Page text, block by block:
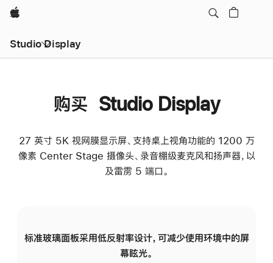
Apple
Studio Display
购买 Studio Display
27 英寸 5K 视网膜显示屏、支持桌上视角功能的 1200 万
像素 Center Stage 摄像头、录音棚级麦克风和扬声器，以
及雷雳 5 端口。
标准玻璃面板采用低反射率设计，可减少使用环境中的屏
幕眩光。